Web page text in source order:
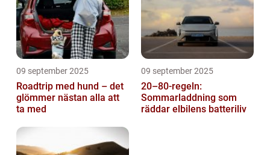
09 september 2025
Roadtrip med hund – det
glömmer nästan alla att
ta med
09 september 2025
20–80-regeln:
Sommarladdning som
räddar elbilens batteriliv